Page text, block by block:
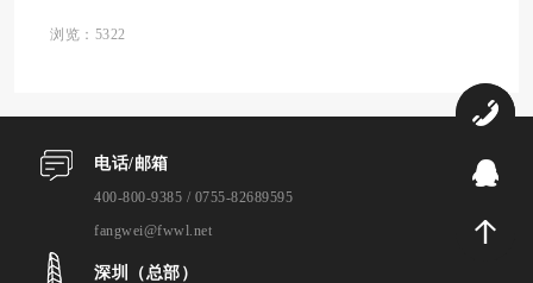
浏览：5322
电话/邮箱
400-800-9385 / 0755-82689595
fangwei@fwwl.net
深圳（总部）